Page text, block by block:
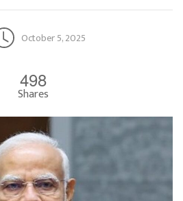
October 5, 2025
498
Shares